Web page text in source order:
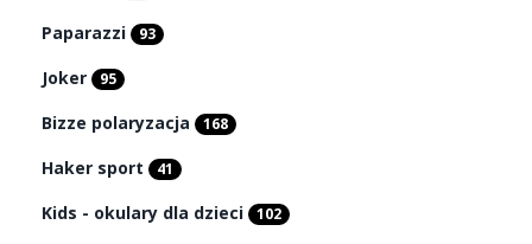
Paparazzi 93
Joker 95
Bizze polaryzacja 168
Haker sport 41
Kids - okulary dla dzieci 102